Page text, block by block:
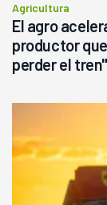
Agricultura
El agro
productor
perder el tren"